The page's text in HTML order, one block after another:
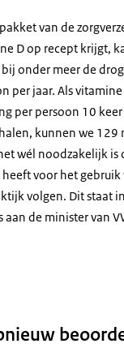
van de
D op recept krijgt,
onder meer de
per jaar. Als
per persoon 10
kunnen we 129
wél noodzakelijk is
voor het gebruik
volgen. Dit staat
de minister van
die in een apotheek